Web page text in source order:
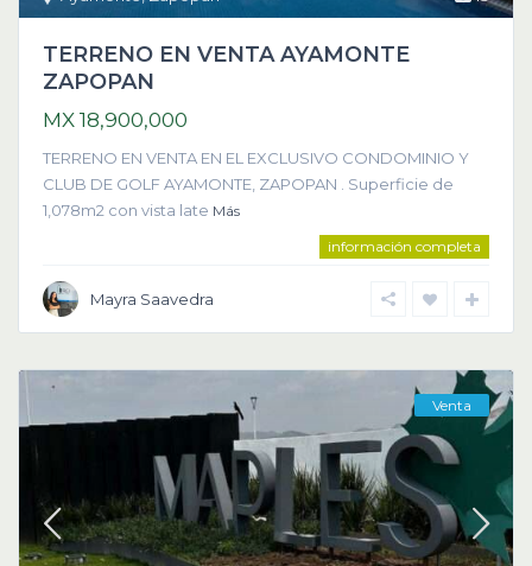
TERRENO EN VENTA AYAMONTE
ZAPOPAN
MX 18,900,000
TERRENO EN VENTA EN EL EXCLUSIVO CONDOMINIO Y
CLUB DE GOLF AYAMONTE, ZAPOPAN . Superficie de
1,078m2 con vista late Más
información completa
Mayra Saavedra
Venta